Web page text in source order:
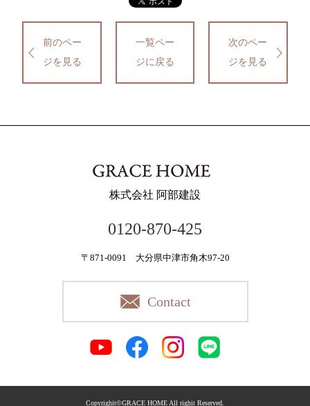
前のペー
ジを見る
一覧ペー
ジに戻る
次のペー
ジを見る
株式会社 阿部建設
0120-870-425
〒871-0091 大分県中津市角木97-20
Contact
Copyrighit©GRACE HOME All righit Reserved.